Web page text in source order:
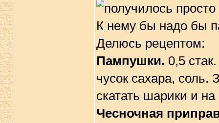
К нему бы надо бы
Делюсь рецептом:
Пампушки. 0,5
чусок сахара, соль.
скатать шарики и
Чесночная